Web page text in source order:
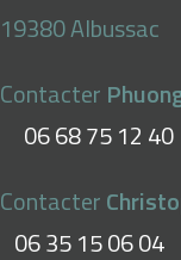
19380 Albussac
Contacter
06 68 75 12 40
Contacter
06 35 15 06 04